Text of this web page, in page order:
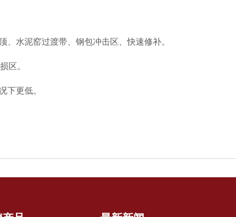
水泥窑过渡带、钢包冲击区、快速修补。
区。
下更低。